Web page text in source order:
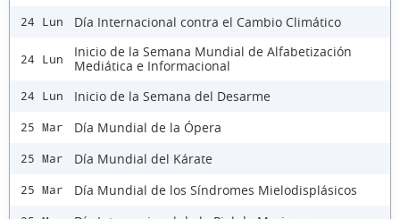
24 Lun Día Internacional contra el Cambio Climático
24 Lun
Inicio de la Semana Mundial de Alfabetización
Mediática e Informacional
24 Lun Inicio de la Semana del Desarme
25 Mar Día Mundial de la Ópera
25 Mar Día Mundial del Kárate
25 Mar Día Mundial de los Síndromes Mielodisplásicos